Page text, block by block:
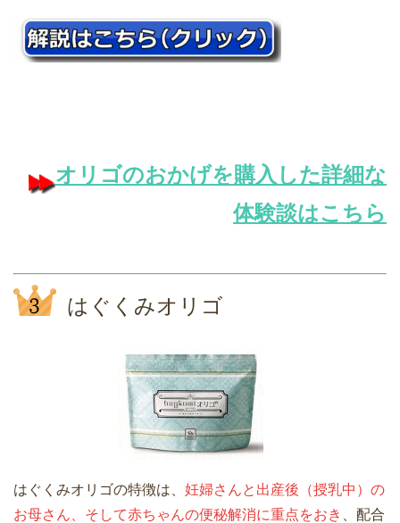
オリゴのおかげを購入した詳細な
体験談はこちら
はぐくみオリゴ
はぐくみオリゴの特徴は、 妊婦さんと出産後（授乳中）の
お母さん、そして赤ちゃんの便秘解消に重点をおき
、配合